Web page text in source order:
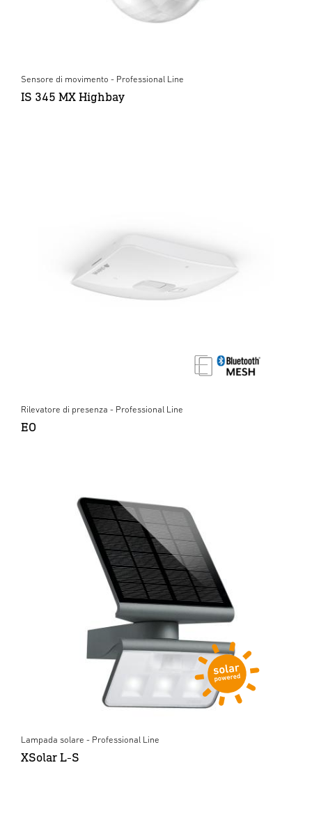
Sensore di movimento - Professional Line
IS 345 MX Highbay
Rilevatore di presenza - Professional Line
EO
Lampada solare - Professional Line
XSolar L-S